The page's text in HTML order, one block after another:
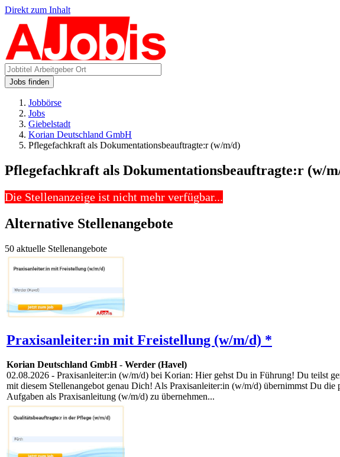
Direkt zum Inhalt
Jobs finden
Jobbörse
Jobs
Giebelstadt
Korian Deutschland GmbH
Pflegefachkraft als Dokumentationsbeauftragte:r (w/m/d)
Pflegefachkraft als Dokumentationsbeauftragte:r (w/
Die Stellenanzeige ist nicht mehr verfügbar...
Alternative Stellenangebote
50 aktuelle Stellenangebote
Praxisanleiter:in mit Freistellung (w/m/d) *
Korian Deutschland GmbH- Werder (Havel)
02.08.2026 - Praxisanleiter:in (w/m/d) bei Korian: Hier gehst Du in Führung! Du teilst
mit diesem Stellenangebot genau Dich! Als Praxisanleiter:in (w/m/d) übernimmst Du
Aufgaben als Praxisanleitung (w/m/d) zu übernehmen...